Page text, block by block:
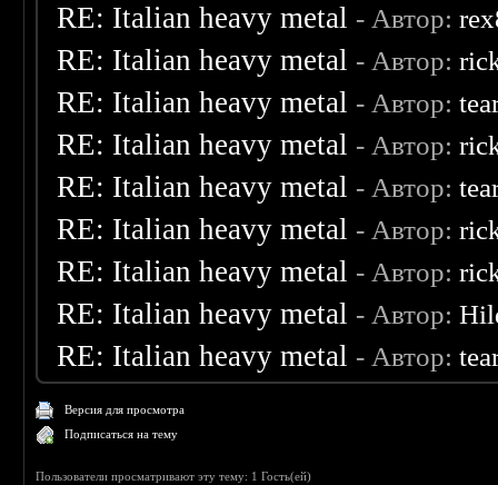
RE: Italian heavy metal - Автор:
RE: Italian heavy metal - Автор:
RE: Italian heavy metal - Автор:
RE: Italian heavy metal - Автор:
RE: Italian heavy metal - Автор:
RE: Italian heavy metal - Автор:
RE: Italian heavy metal - Автор:
RE: Italian heavy metal - Автор:
RE: Italian heavy metal - Автор:
Версия для просмотра
Подписаться на тему
Пользователи просматривают эту тему: 1 Гость(ей)